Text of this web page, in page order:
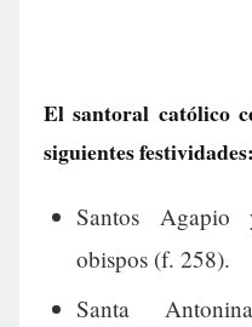
El santoral católico
siguientes festividades:
Santos
obispos (f. 258).
Santa